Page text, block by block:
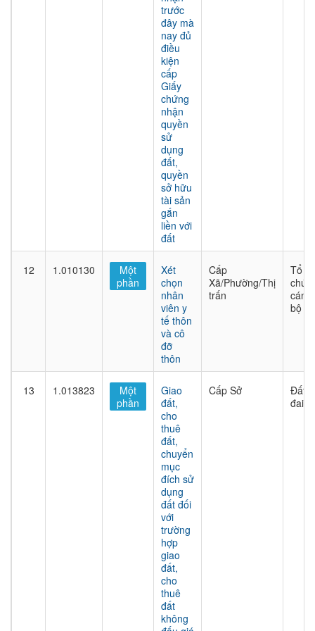
trước
đây mà
nay đủ
điều
kiện
cấp
Giấy
chứng
nhận
quyền
sử
dụng
đất,
quyền
sở hữu
tài sản
gắn
liền với
đất
12 1.010130
Một
phần
Xét
chọn
nhân
viên y
tế thôn
và cô
đỡ
thôn
Cấp
Xã/Phường/Thị
trấn
Tổ
chức
cán
bộ
13 1.013823
Một
phần
Giao
đất,
cho
thuê
đất,
chuyển
mục
đích sử
dụng
đất đối
với
trường
hợp
giao
đất,
cho
thuê
đất
không
Cấp Sở
Đất
đai